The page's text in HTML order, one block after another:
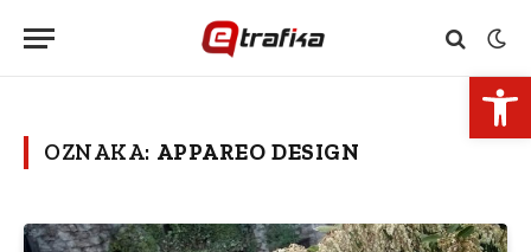
OZNAKA: APPAREO DESIGN